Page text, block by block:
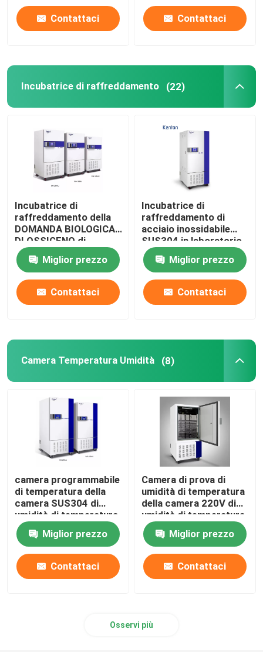
notizie
Forno più asciutto del laboratorio
Camera Temperatura Umidità
Camera climatizzata
Governo laminare del flusso d'aria
Gabinetto di sicurezza biologica
Forno essiccatore sottovuoto
Shaker Incubator orbitale
Incubatrice di CO2
Incubatore anaerobico
Camere per test ambientali
Agitatore incubatore per piastrine
Contattaci Contattaci
Incubatrice di raffreddamento (22)
Incubatrice di
raffreddamento della
DOMANDA BIOLOGICA
DI OSSIGENO di
microbiologia per
cultura batterica 110V
220V
Miglior prezzo
Contattaci
Incubatrice di
raffreddamento di
acciaio inossidabile
SUS304 in laboratorio
medico 400L
Miglior prezzo
Contattaci
Camera Temperatura Umidità (8)
camera programmabile
di temperatura della
camera SUS304 di
umidità di temperatura
65C
Miglior prezzo
Contattaci
Camera di prova di
umidità di temperatura
della camera 220V di
umidità di temperatura
dell'OEM
Miglior prezzo
Contattaci
Osservi più